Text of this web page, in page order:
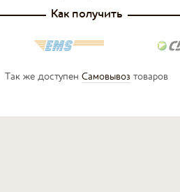
Как получить
Так же доступен Самовывоз товаров